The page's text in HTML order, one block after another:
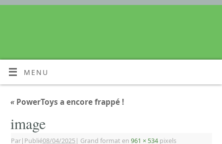
MENU
« PowerToys a encore frappé !
image
Par| Publié08/04/2025| Grand format en 961 × 534 pixels